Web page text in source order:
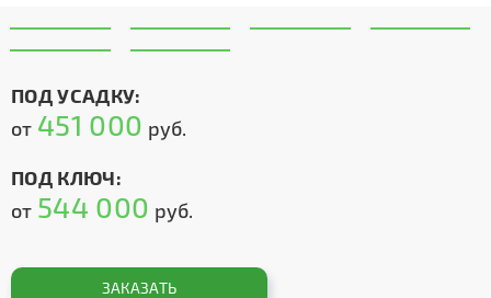
ПОД УСАДКУ:
от 451 000 руб.
ПОД КЛЮЧ:
от 544 000 руб.
ЗАКАЗАТЬ